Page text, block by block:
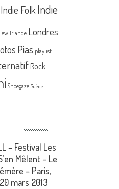
Indie FolkIndie
Irlande Londres
Pias playlist
Rock
Shoegaze Suède
– Festival Les
Mêlent – Le
– Paris,
mars 2013